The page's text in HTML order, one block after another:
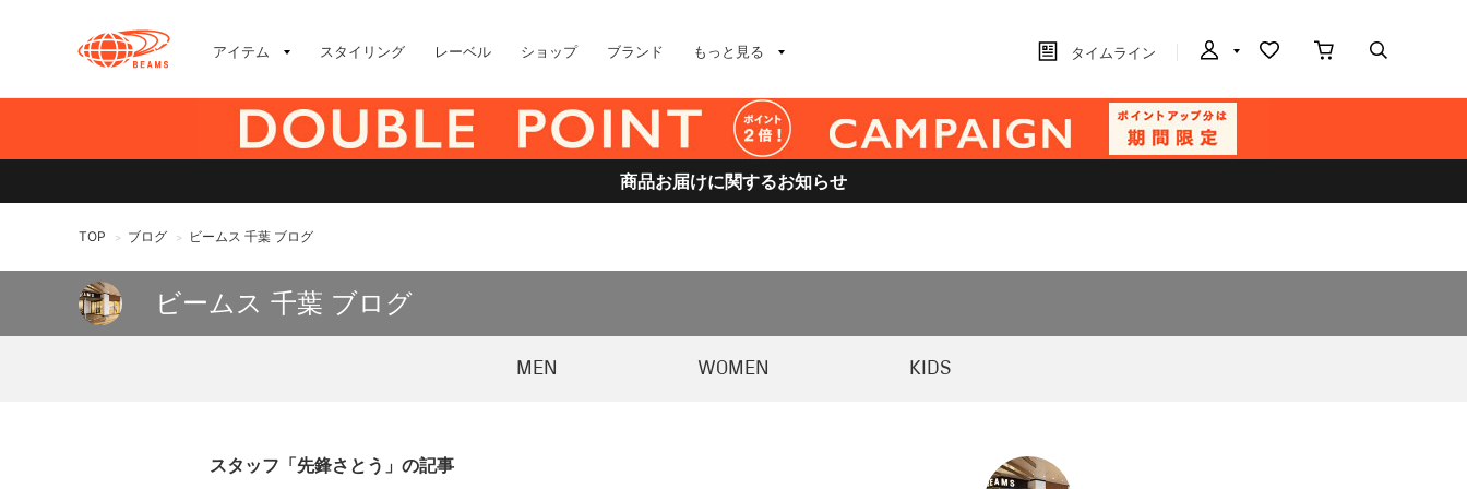
アイテム スタイリング レーベル ショップ ブランド もっと見る タイムライン
商品お届けに関するお知らせ
TOP > ブログ > ビームス 千葉 ブログ
ビームス 千葉 ブログ
MEN WOMEN KIDS
スタッフ「先鋒さとう」の記事